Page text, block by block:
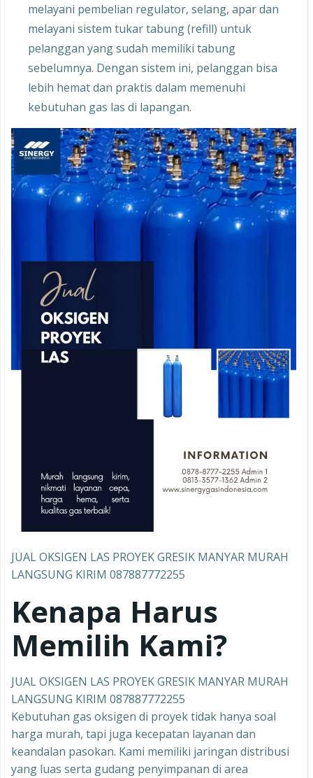
melayani pembelian regulator, selang, apar dan
melayani sistem tukar tabung (refill) untuk
pelanggan yang sudah memiliki tabung
sebelumnya. Dengan sistem ini, pelanggan bisa
lebih hemat dan praktis dalam memenuhi
kebutuhan gas las di lapangan.
JUAL OKSIGEN LAS PROYEK GRESIK MANYAR MURAH
LANGSUNG KIRIM 087887772255
Kenapa Harus
Memilih Kami?
JUAL OKSIGEN LAS PROYEK GRESIK MANYAR MURAH
LANGSUNG KIRIM 087887772255
Kebutuhan gas oksigen di proyek tidak hanya soal
harga murah, tapi juga kecepatan layanan dan
keandalan pasokan. Kami memiliki jaringan distribusi
yang luas serta gudang penyimpanan di area